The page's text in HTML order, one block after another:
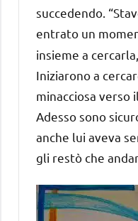
succedendo.
entrato un
insieme a
Iniziarono a
minacciosa verso
Adesso sono
anche lui aveva
gli restò che